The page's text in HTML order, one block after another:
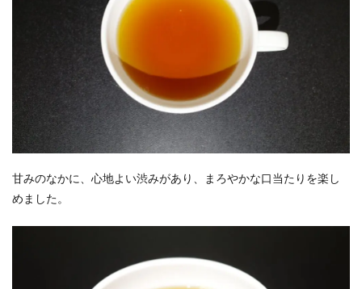
甘みのなかに、心地よい渋みがあり、まろやかな口当たりを楽し
めました。